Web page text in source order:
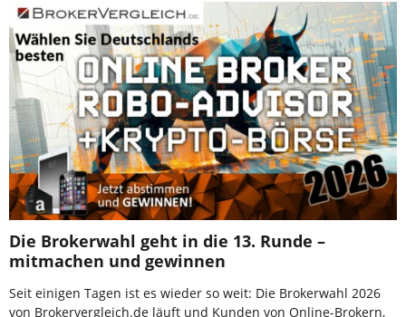
Die Brokerwahl geht in die 13. Runde –
mitmachen und gewinnen
Seit einigen Tagen ist es wieder so weit: Die Brokerwahl 2026
von Brokervergleich.de läuft und Kunden von Online-Brokern,